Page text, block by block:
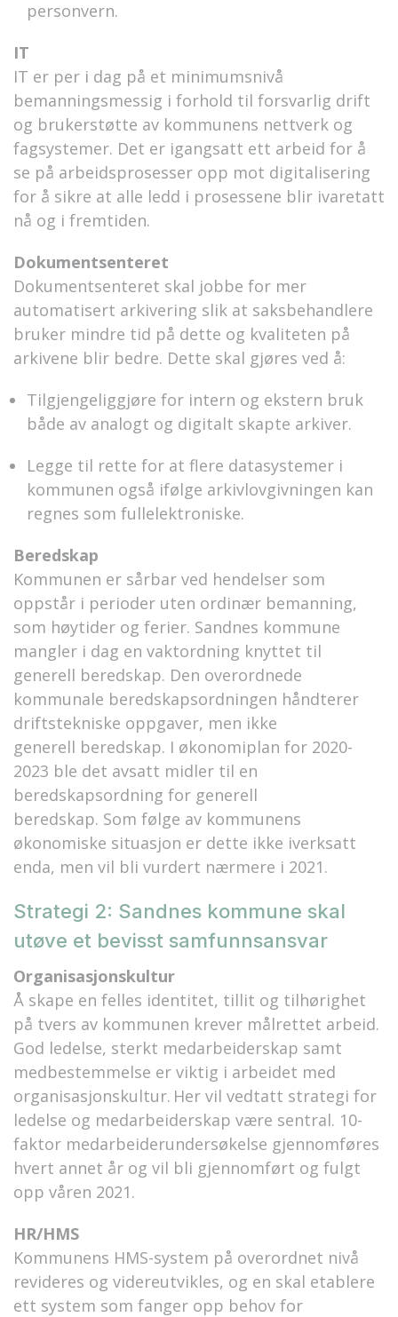
personvern.
IT
IT er per i dag på et minimumsnivå
bemanningsmessig i forhold til forsvarlig drift
og brukerstøtte av kommunens nettverk og
fagsystemer. Det er igangsatt ett arbeid for å
se på arbeidsprosesser opp mot digitalisering
for å sikre at alle ledd i prosessene blir ivaretatt
nå og i fremtiden.
Dokumentsenteret
Dokumentsenteret skal jobbe for mer
automatisert arkivering slik at saksbehandlere
bruker mindre tid på dette og kvaliteten på
arkivene blir bedre. Dette skal gjøres ved å:
Tilgjengeliggjøre for intern og ekstern bruk
både av analogt og digitalt skapte arkiver.
Legge til rette for at flere datasystemer i
kommunen også ifølge arkivlovgivningen kan
regnes som fullelektroniske.
Beredskap
Kommunen er sårbar ved hendelser som
oppstår i perioder uten ordinær bemanning,
som høytider og ferier. Sandnes kommune
mangler i dag en vaktordning knyttet til
generell beredskap. Den overordnede
kommunale beredskapsordningen håndterer
driftstekniske oppgaver, men ikke
generell beredskap. I økonomiplan for 2020-
2023 ble det avsatt midler til en
beredskapsordning for generell
beredskap. Som følge av kommunens
økonomiske situasjon er dette ikke iverksatt
enda, men vil bli vurdert nærmere i 2021.
Strategi 2: Sandnes kommune skal
utøve et bevisst samfunnsansvar
Organisasjonskultur
Å skape en felles identitet, tillit og tilhørighet
på tvers av kommunen krever målrettet arbeid.
God ledelse, sterkt medarbeiderskap samt
medbestemmelse er viktig i arbeidet med
organisasjonskultur. Her vil vedtatt strategi for
ledelse og medarbeiderskap være sentral. 10-
faktor medarbeiderundersøkelse gjennomføres
hvert annet år og vil bli gjennomført og fulgt
opp våren 2021.
HR/HMS
Kommunens HMS-system på overordnet nivå
revideres og videreutvikles, og en skal etablere
ett system som fanger opp behov for